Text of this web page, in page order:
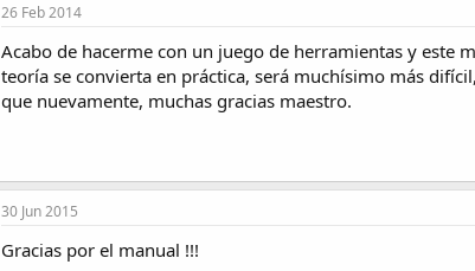
26 Feb 2014
Acabo de hacerme con un juego de herramientas y este
teoría se convierta en práctica, será muchísimo más
que nuevamente, muchas gracias maestro.
30 Jun 2015
Gracias por el manual !!!